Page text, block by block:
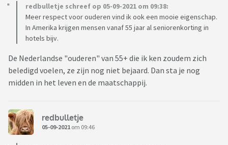
redbulletje schreef op 05-09-2021 om 09:38:
Meer respect voor ouderen vind ik ook een mooie eigenschap.
In Amerika krijgen mensen vanaf 55 jaar al seniorenkorting in
hotels bijv.
De Nederlandse "ouderen" van 55+ die ik ken zoudem zich
beledigd voelen, ze zijn nog niet bejaard. Dan sta je nog
midden in het leven en de maatschappij.
redbulletje
05-09-2021 om 09:46